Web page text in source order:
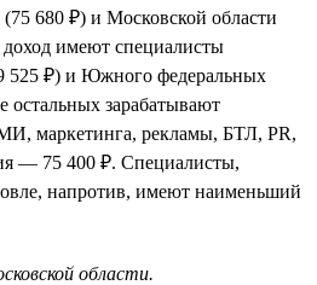
680 ₽) и Московской области
имеют специалисты
525 ₽) и Южного федеральных
остальных зарабатывают
маркетинга, рекламы, БТЛ, PR,
— 75 400 ₽. Специалисты,
напротив, имеют наименьший
области.